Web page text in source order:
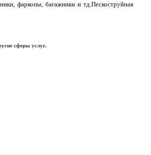
фаркопы, багажники и тд.Пескоструйная
сферы услуг.